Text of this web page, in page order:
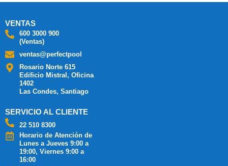
VENTAS
600 3000 900
(Ventas)
ventas@perfectpool
Rosario Norte 615
Edificio Mistral, Oficina
1402
Las Condes, Santiago
SERVICIO AL CLIENTE
22 510 8300
Horario de Atención de
Lunes a Jueves 9:00 a
19:00, Viernes 9:00 a
16:00